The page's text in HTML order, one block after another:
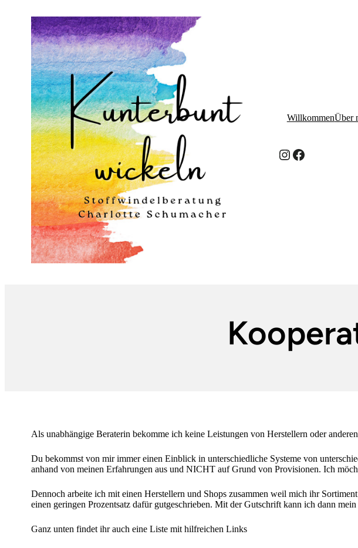
WillkommenÜber
Instagram
Facebook
Als unabhängige Beraterin bekomme ich keine Leistungen von Herstellern oder
Du bekommst von mir immer einen Einblick in unterschiedliche Systeme von
anhand von meinen Erfahrungen aus und NICHT auf Grund von Provisionen. Ich
Dennoch arbeite ich mit einen Herstellern und Shops zusammen weil mich ihr
einen geringen Prozentsatz dafür gutgeschrieben. Mit der Gutschrift kann ich dann
Ganz unten findet ihr auch eine Liste mit hilfreichen Links